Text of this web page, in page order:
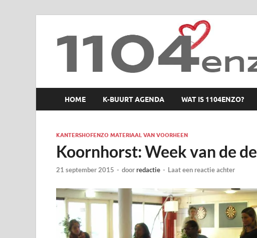
1104 en zo
HOME K-BUURT AGENDA WAT IS 1104ENZO?
KANTERSHOFENZO MATERIAAL VAN VOORHEEN
Koornhorst: Week van de
21 september 2015 - doorredactie - Laat een reactie achter